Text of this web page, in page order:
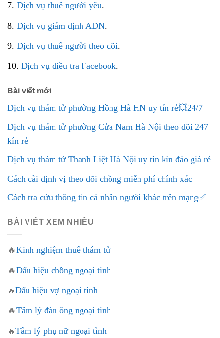
7. Dịch vụ thuê người yêu.
8. Dịch vụ giám định ADN.
9. Dịch vụ thuê người theo dõi.
10. Dịch vụ điều tra Facebook.
Bài viết mới
Dịch vụ thám tử phường Hồng Hà HN uy tín rẻ💥24/7
Dịch vụ thám tử phường Cửa Nam Hà Nội theo dõi 247
kín rẻ
Dịch vụ thám tử Thanh Liệt Hà Nội uy tín kín đáo giá rẻ
Cách cài định vị theo dõi chồng miễn phí chính xác
Cách tra cứu thông tin cá nhân người khác trên mạng✅
BÀI VIẾT XEM NHIỀU
🔥Kinh nghiệm thuê thám tử
🔥Dấu hiệu chồng ngoại tình
🔥Dấu hiệu vợ ngoại tình
🔥Tâm lý đàn ông ngoại tình
🔥Tâm lý phụ nữ ngoại tình